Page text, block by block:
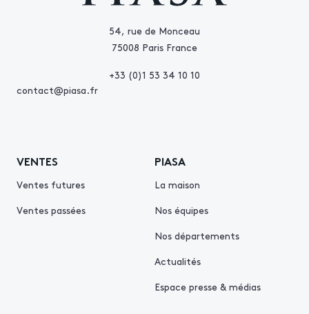
54, rue de Monceau
75008 Paris France
+33 (0)1 53 34 10 10
contact@piasa.fr
VENTES
Ventes futures
Ventes passées
PIASA
La maison
Nos équipes
Nos départements
Actualités
Espace presse & médias